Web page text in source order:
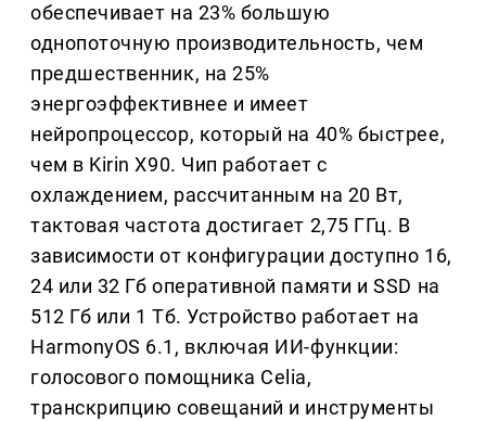
обеспечивает на 23% большую
однопоточную производительность, чем
предшественник, на 25%
энергоэффективнее и имеет
нейропроцессор, который на 40% быстрее,
чем в Kirin X90. Чип работает с
охлаждением, рассчитанным на 20 Вт,
тактовая частота достигает 2,75 ГГц. В
зависимости от конфигурации доступно 16,
24 или 32 Гб оперативной памяти и SSD на
512 Гб или 1 Тб. Устройство работает на
HarmonyOS 6.1, включая ИИ-функции:
голосового помощника Celia,
транскрипцию совещаний и инструменты